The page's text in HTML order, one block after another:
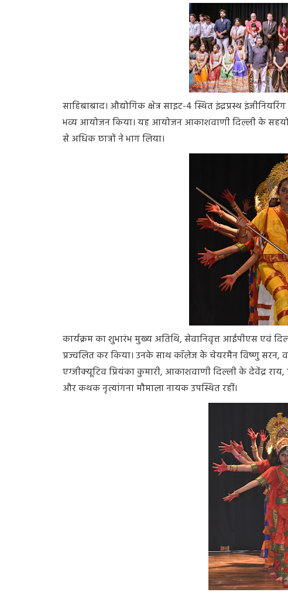
साहिबाबाद। औद्योगिक क्षेत्र साइट-4 स्थित इंद्रप्रस्थ
भव्य आयोजन किया। यह आयोजन आकाशवाणी दिल्ली के
से अधिक छात्रों ने भाग लिया।
कार्यक्रम का शुभारंभ मुख्य अतिथि, सेवानिवृत्त आईपीएस एवं
प्रज्वलित कर किया। उनके साथ कॉलेज के चेयरमैन विष्णु सरन,
एग्जीक्यूटिव प्रियंका कुमारी, आकाशवाणी दिल्ली के देवेंद्र राय,
और कथक नृत्यांगना मौमाला नायक उपस्थित रहीं।